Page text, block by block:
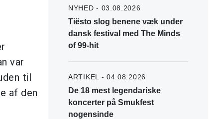
var
til
af den
NYHED - 03.08.2026
Tiësto slog benene væk under
dansk festival med The Minds
of 99-hit
ARTIKEL - 04.08.2026
De 18 mest legendariske
koncerter på Smukfest
nogensinde